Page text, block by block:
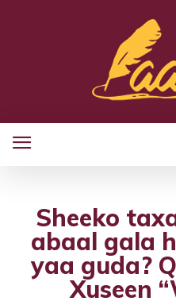
Sheeko
abaal gala
yaa guda?
Xuseen